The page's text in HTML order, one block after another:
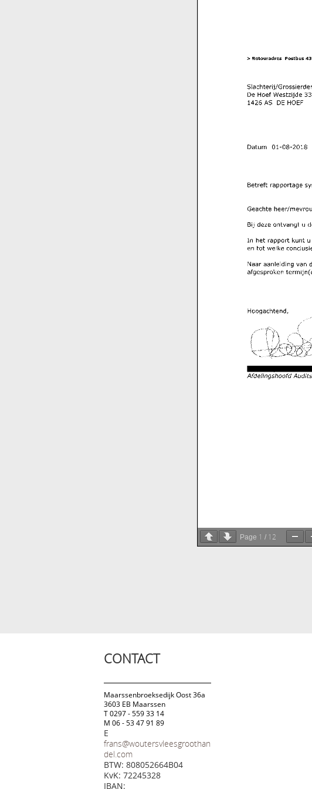
Page 1 / 12
CONTACT
Maarssenbroeksedijk Oost 36a
3603 EB Maarssen
T 0297 - 559 33 14
M 06 - 53 47 91 89
E
frans@woutersvleesgroothan
del.com
BTW: 808052664B04
KvK: 72245328
IBAN: